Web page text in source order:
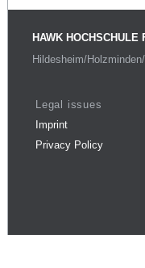
HAWK HOCHSCHULE
Hildesheim/
Legal issues
Imprint
Privacy Policy